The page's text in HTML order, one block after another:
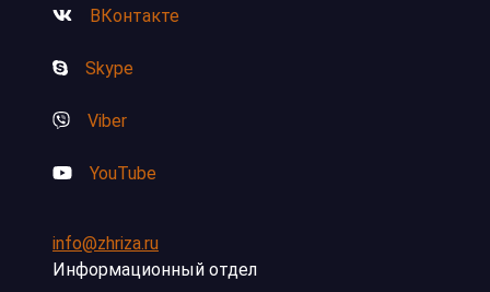
ВКонтакте
Skype
Viber
YouTube
info@zhriza.ru
Информационный отдел